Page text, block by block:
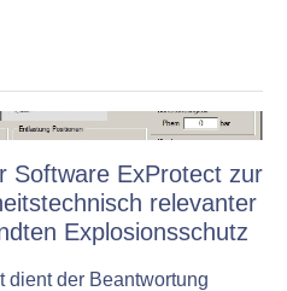
Software ExProtect zur
relevanter
Explosionsschutz
dient der Beantwortung